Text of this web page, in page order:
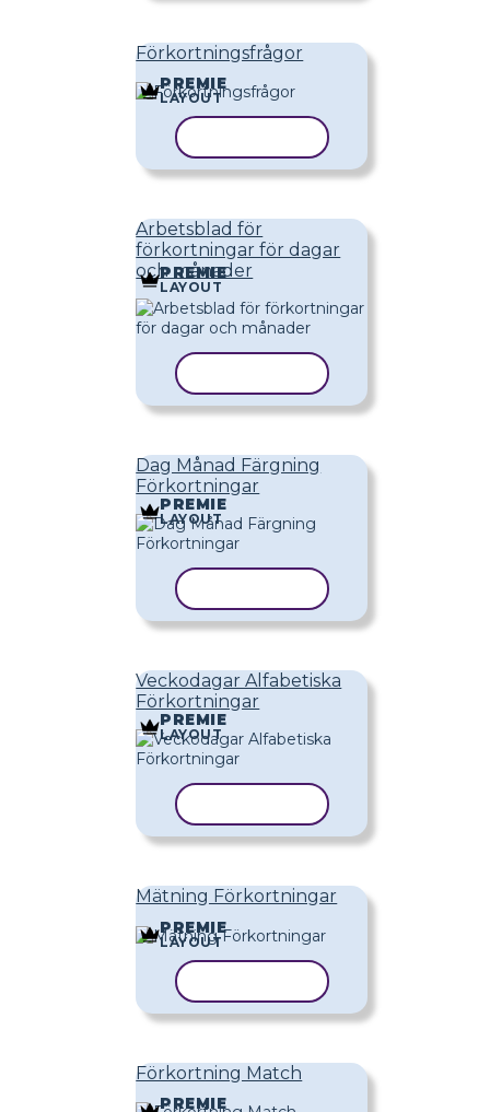
Förkortningsfrågor
PREMIE
LAYOUT
Arbetsblad för
förkortningar för dagar
och månader
PREMIE
LAYOUT
Dag Månad Färgning
Förkortningar
PREMIE
LAYOUT
Veckodagar Alfabetiska
Förkortningar
PREMIE
LAYOUT
Mätning Förkortningar
PREMIE
LAYOUT
Förkortning Match
PREMIE